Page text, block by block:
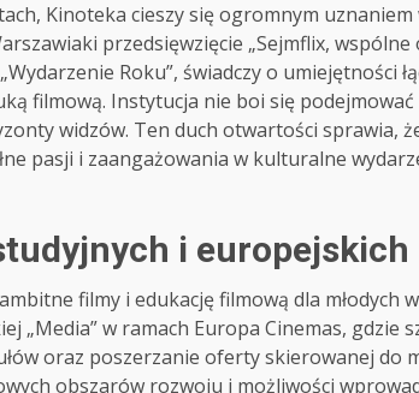
Kinoteka cieszy się ogromnym uznaniem
przedsięwzięcie „Sejmflix, wspólne
Roku”, świadczy o umiejętności
filmową. Instytucja nie boi się podejmować
widzów. Ten duch otwartości sprawia,
pasji i zaangażowania w kulturalne
i europejskich
filmy i edukację filmową dla młodych
„Media” w ramach Europa Cinemas, gdzie
oraz poszerzanie oferty skierowanej do
obszarów rozwoju i możliwości